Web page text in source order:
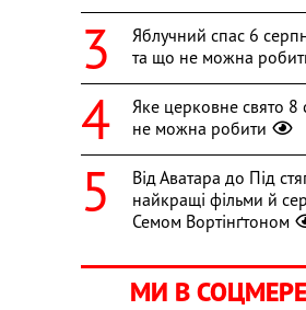
Яблучний спас 6
та що не можна
Яке церковне свято 8
не можна робити
Від Аватара до Під
найкращі фільми й
Семом Вортінґтоном
МИ В